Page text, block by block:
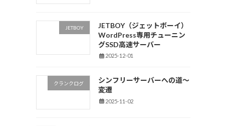
JETBOY
JETBOY（ジェットボーイ）
WordPress専用チューニン
グSSD高速サーバー
2025-12-01
クランクログ
シンフリーサーバーへの道～
変遷
2025-11-02